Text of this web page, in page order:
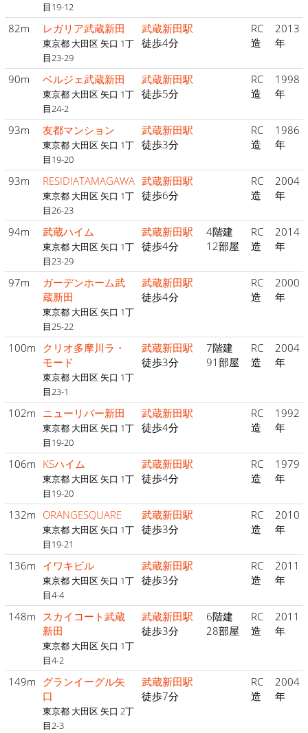
目19-12
82m レガリア武蔵新田
東京都 大田区 矢口 1丁
目23-29
武蔵新田駅
徒歩4分
RC
造
2013
年
90m ベルジェ武蔵新田
東京都 大田区 矢口 1丁
目24-2
武蔵新田駅
徒歩5分
RC
造
1998
年
93m 友都マンション
東京都 大田区 矢口 1丁
目19-20
武蔵新田駅
徒歩3分
RC
造
1986
年
93m RESIDIATAMAGAWA
東京都 大田区 矢口 1丁
目26-23
武蔵新田駅
徒歩6分
RC
造
2004
年
94m 武蔵ハイム
東京都 大田区 矢口 1丁
目23-29
武蔵新田駅
徒歩4分
4階建
12部屋
RC
造
2014
年
97m
ガーデンホーム武
蔵新田
東京都 大田区 矢口 1丁
目25-22
武蔵新田駅
徒歩4分
RC
造
2000
年
100m クリオ多摩川ラ・
モード
東京都 大田区 矢口 1丁
目23-1
武蔵新田駅
徒歩3分
7階建
91部屋
RC
造
2004
年
102m ニューリバー新田
東京都 大田区 矢口 1丁
目19-20
武蔵新田駅
徒歩4分
RC
造
1992
年
106m KSハイム
東京都 大田区 矢口 1丁
目19-20
武蔵新田駅
徒歩4分
RC
造
1979
年
132m ORANGESQUARE
東京都 大田区 矢口 1丁
目19-21
武蔵新田駅
徒歩3分
RC
造
2010
年
136m イワキビル
東京都 大田区 矢口 1丁
目4-4
武蔵新田駅
徒歩3分
RC
造
2011
年
148m スカイコート武蔵
新田
東京都 大田区 矢口 1丁
目4-2
武蔵新田駅
徒歩3分
6階建
28部屋
RC
造
2011
年
149m グランイーグル矢
口
東京都 大田区 矢口 2丁
目2-3
武蔵新田駅
徒歩7分
RC
造
2004
年